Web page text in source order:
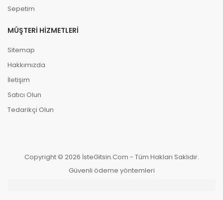
Sepetim
MÜŞTERI HIZMETLERI
Sitemap
Hakkımızda
İletişim
Satıcı Olun
Tedarikçi Olun
Copyright © 2026 İsteGitsin.Com - Tüm Hakları Saklıdır.
Güvenli ödeme yöntemleri